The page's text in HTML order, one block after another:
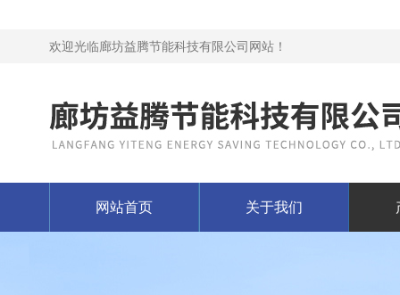
欢迎光临廊坊益腾节能科技有限公司网站！
网站首页 关于我们